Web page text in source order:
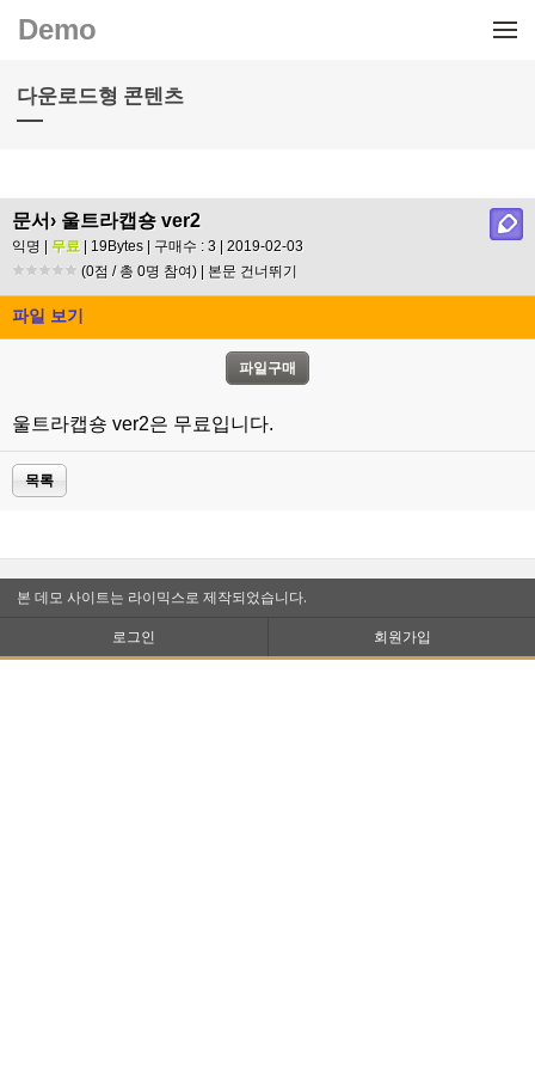
Demo
다운로드형 콘텐츠
문서› 울트라캡숑 ver2
익명 | 무료 | 19Bytes | 구매수 : 3 | 2019-02-03
(0점 / 총 0명 참여) | 본문 건너뛰기
파일 보기
울트라캡숑 ver2은 무료입니다.
목록
본 데모 사이트는 라이믹스로 제작되었습니다.
로그인
회원가입